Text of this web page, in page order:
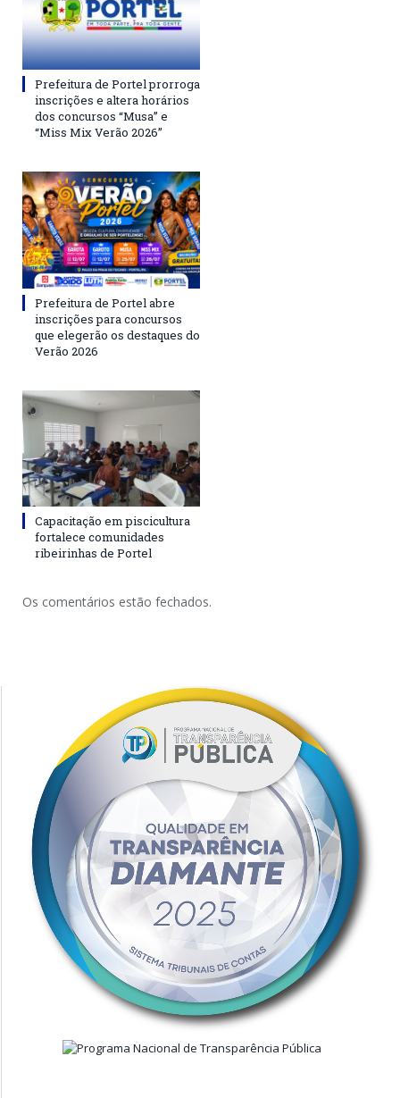
Prefeitura de Portel prorroga
inscrições e altera horários
dos concursos “Musa” e
“Miss Mix Verão 2026”
Prefeitura de Portel abre
inscrições para concursos
que elegerão os destaques do
Verão 2026
Capacitação em piscicultura
fortalece comunidades
ribeirinhas de Portel
Os comentários estão fechados.